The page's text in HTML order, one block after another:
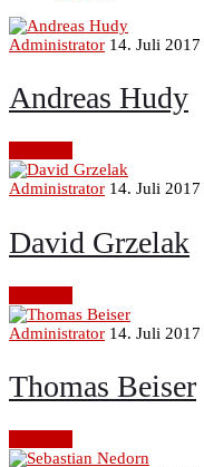
Administrator 14. Juli 2017
Andreas Hudy
Administrator 14. Juli 2017
David Grzelak
Administrator 14. Juli 2017
Thomas Beiser